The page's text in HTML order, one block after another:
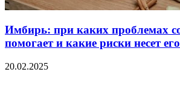
Имбирь: при каких проблемах
помогает и какие риски несет
20.02.2025